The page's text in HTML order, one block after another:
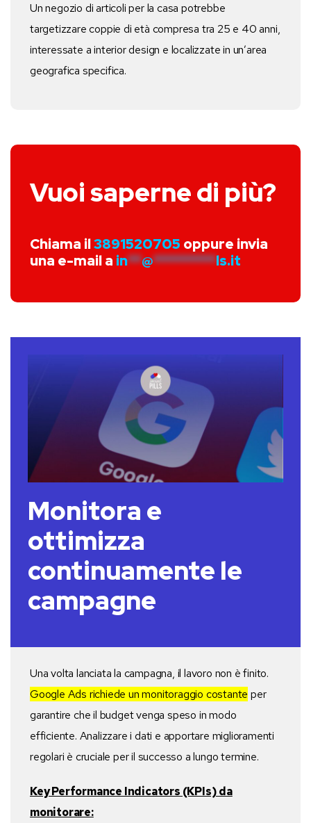
Un negozio di articoli per la casa potrebbe
targetizzare coppie di età compresa tra 25 e 40 anni,
interessate a interior design e localizzate in un’area
geografica specifica.
Vuoi saperne di più?
Chiama il3891520705 oppure invia
una e-mail a in**@*********ls.it
Monitora e
ottimizza
continuamente le
campagne
Una volta lanciata la campagna, il lavoro non è finito.
Google Ads richiede un monitoraggio costante per
garantire che il budget venga speso in modo
efficiente. Analizzare i dati e apportare miglioramenti
regolari è cruciale per il successo a lungo termine.
Key Performance Indicators (KPIs) da
monitorare: